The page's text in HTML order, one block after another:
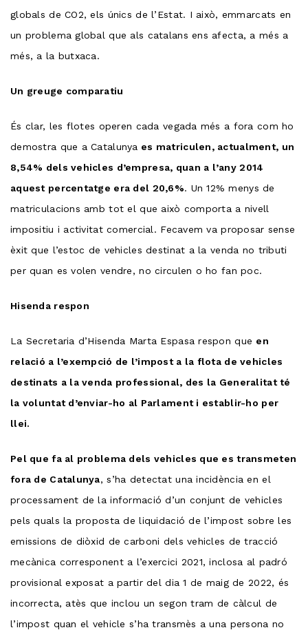
globals de CO2, els únics de l’Estat. I això, emmarcats en
un problema global que als catalans ens afecta, a més a
més, a la butxaca.
Un greuge comparatiu
És clar, les flotes operen cada vegada més a fora com ho
demostra que a Catalunya es matriculen, actualment, un
8,54% dels vehicles d’empresa, quan a l’any 2014
aquest percentatge era del 20,6%. Un 12% menys de
matriculacions amb tot el que això comporta a nivell
impositiu i activitat comercial. Fecavem va proposar sense
èxit que l’estoc de vehicles destinat a la venda no tributi
per quan es volen vendre, no circulen o ho fan poc.
Hisenda respon
La Secretaria d’Hisenda Marta Espasa respon que en
relació a l’exempció de l’impost a la flota de vehicles
destinats a la venda professional, des la Generalitat té
la voluntat d’enviar-ho al Parlament i establir-ho per
llei.
Pel que fa al problema dels vehicles que es transmeten
fora de Catalunya, s’ha detectat una incidència en el
processament de la informació d’un conjunt de vehicles
pels quals la proposta de liquidació de l’impost sobre les
emissions de diòxid de carboni dels vehicles de tracció
mecànica corresponent a l’exercici 2021, inclosa al padró
provisional exposat a partir del dia 1 de maig de 2022, és
incorrecta, atès que inclou un segon tram de càlcul de
l’impost quan el vehicle s’ha transmès a una persona no